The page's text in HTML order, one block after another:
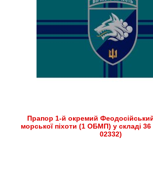
Прапор 1-й окремий
морської піхоти (1 ОБМП) у складі
02332)